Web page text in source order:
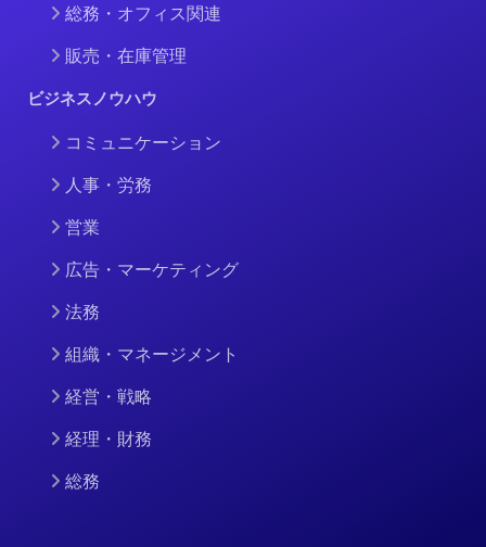
総務・オフィス関連
販売・在庫管理
ビジネスノウハウ
コミュニケーション
人事・労務
営業
広告・マーケティング
法務
組織・マネージメント
経営・戦略
経理・財務
総務